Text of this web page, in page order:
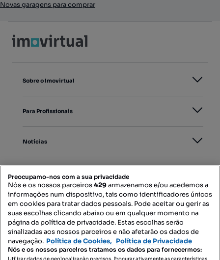
Novas garagens para comprar
Sobre o Imovirtual
Para Profissionais
Notícias
Mapa do Site
Contacte-nos
Preocupamo-nos com a sua privacidade
Nós e os nossos parceiros429armazenamos e/ou acedemos a
informações num dispositivo, tais como identificadores únicos
em cookies para tratar dados pessoais. Pode aceitar ou gerir as
suas escolhas clicando abaixo ou em qualquer momento na
página da política de privacidade. Estas escolhas serão
sinalizadas aos nossos parceiros e não afetarão os dados de
navegação. Política de Cookies, Política de Privacidade
Nós e os nossos parceiros tratamos os dados para fornecermos: